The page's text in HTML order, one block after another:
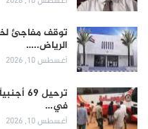
توقف مفاجئ
الرياض..…
أغسطس 10, 2026
ترحيل
في…
أغسطس 10, 2026